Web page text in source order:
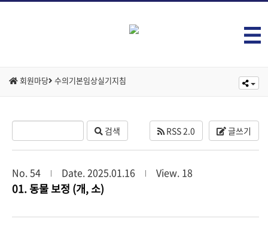
회원마당 수의기본임상실기지침
검색 글쓰기
RSS 2.0
No. 54 Date. 2025.01.16 View. 18
01. 동물 보정 (개, 소)